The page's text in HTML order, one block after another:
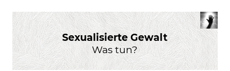
Sexualisierte Gewalt
Was tun?